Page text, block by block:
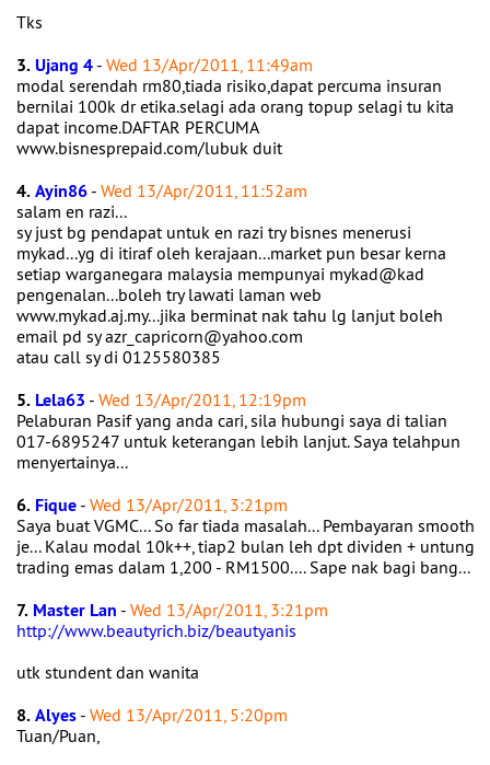
Tks
3.Ujang 4 - Wed 13/Apr/2011, 11:49am
modal serendah rm80,tiada risiko,dapat percuma insuran
bernilai 100k dr etika.selagi ada orang topup selagi tu kita
dapat income.DAFTAR PERCUMA
www.bisnesprepaid.com/lubuk duit
4.Ayin86 - Wed 13/Apr/2011, 11:52am
salam en razi...
sy just bg pendapat untuk en razi try bisnes menerusi
mykad...yg di itiraf oleh kerajaan...market pun besar kerna
setiap warganegara malaysia mempunyai mykad@kad
pengenalan...boleh try lawati laman web
www.mykad.aj.my...jika berminat nak tahu lg lanjut boleh
email pd sy azr_capricorn@yahoo.com
atau call sy di 0125580385
5. Lela63 - Wed 13/Apr/2011, 12:19pm
Pelaburan Pasif yang anda cari, sila hubungi saya di talian
017-6895247 untuk keterangan lebih lanjut. Saya telahpun
menyertainya...
6. Fique - Wed 13/Apr/2011, 3:21pm
Saya buat VGMC... So far tiada masalah... Pembayaran smooth
je... Kalau modal 10k++, tiap2 bulan leh dpt dividen + untung
trading emas dalam 1,200 - RM1500.... Sape nak bagi bang...
7. Master Lan - Wed 13/Apr/2011, 3:21pm
http://www.beautyrich.biz/beautyanis
utk stundent dan wanita
8.Alyes - Wed 13/Apr/2011, 5:20pm
Tuan/Puan,